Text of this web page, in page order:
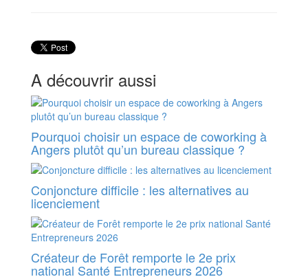
A découvrir aussi
Pourquoi choisir un espace de coworking à
Angers plutôt qu’un bureau classique ?
Conjoncture difficile : les alternatives au
licenciement
Créateur de Forêt remporte le 2e prix
national Santé Entrepreneurs 2026